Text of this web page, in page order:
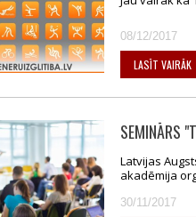
08/12/2017
LASĪT VAIRĀK
SEMINĀRS
Latvijas
akadēmija
30/11/2017